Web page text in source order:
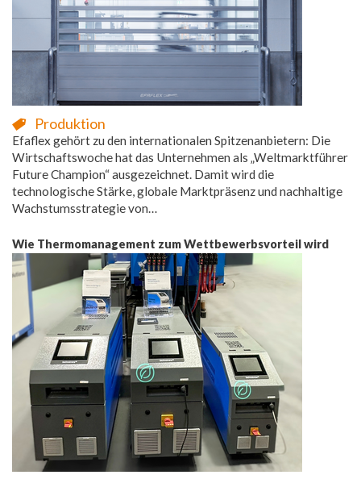
Produktion
Efaflex gehört zu den internationalen Spitzenanbietern: Die
Wirtschaftswoche hat das Unternehmen als „Weltmarktführer
Future Champion“ ausgezeichnet. Damit wird die
technologische Stärke, globale Marktpräsenz und nachhaltige
Wachstumsstrategie von…
Wie Thermomanagement zum Wettbewerbsvorteil wird